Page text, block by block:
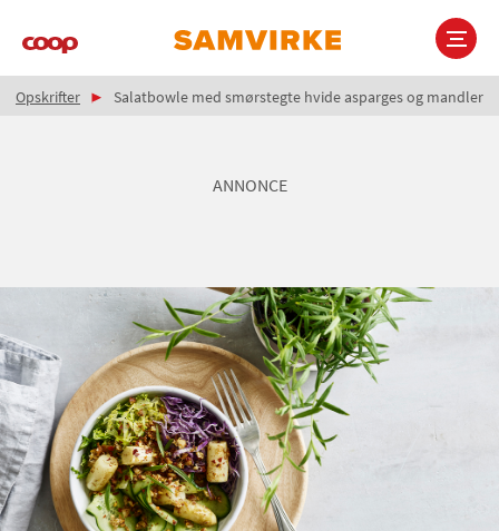
Main
Brødkrumme
Opskrifter Salatbowle med smørstegte hvide asparges og mandler
ANNONCE